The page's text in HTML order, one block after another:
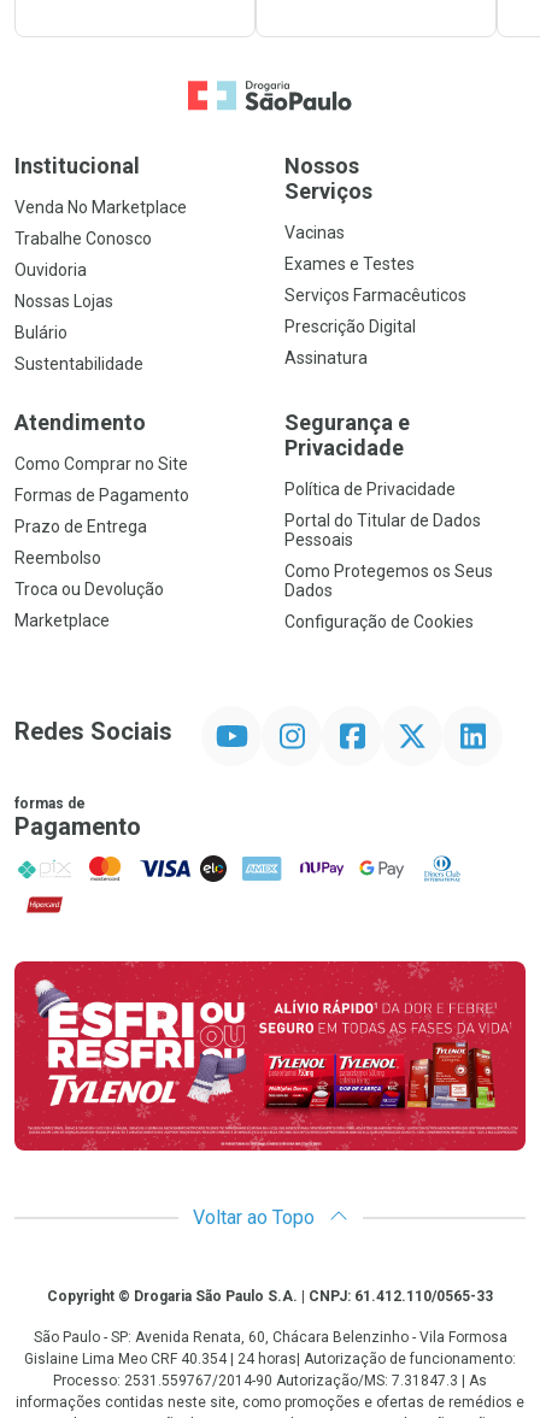
Ir para a Home
Institucional
Venda No Marketplace
Trabalhe Conosco
Ouvidoria
Nossas Lojas
Bulário
Sustentabilidade
Nossos
Serviços
Vacinas
Exames e Testes
Serviços Farmacêuticos
Prescrição Digital
Assinatura
Atendimento
Como Comprar no Site
Formas de Pagamento
Prazo de Entrega
Reembolso
Troca ou Devolução
Marketplace
Segurança e
Privacidade
Política de Privacidade
Portal do Titular de Dados
Pessoais
Como Protegemos os Seus
Dados
Configuração de Cookies
Redes Sociais InstagramFacebookTwitter Linkedin
formas de
Pagamento
PIX MasterCard
VISA ELO AMEX NuPay Google PayDiners Club
Hipercard
Promoção em Destaque
Voltar ao Topo
CopyrightCopyright © Drogaria São Paulo S.A. | CNPJ: 61.412.110/0565-33
São Paulo - SP: Avenida Renata, 60, Chácara Belenzinho - Vila Formosa
Gislaine Lima Meo CRF 40.354 | 24 horas| Autorização de funcionamento:
Processo: 2531.559767/2014-90 Autorização/MS: 7.31847.3 | As
informações contidas neste site, como promoções e ofertas de remédios e